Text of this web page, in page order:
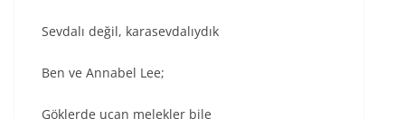
Sevdalı değil, karasevdalıydık
Ben ve Annabel Lee;
Göklerde uçan melekler bile